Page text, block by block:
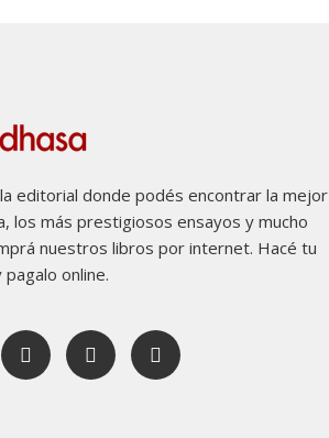
editorial donde podés encontrar la mejor
los más prestigiosos ensayos y mucho
nuestros libros por internet. Hacé tu
online.